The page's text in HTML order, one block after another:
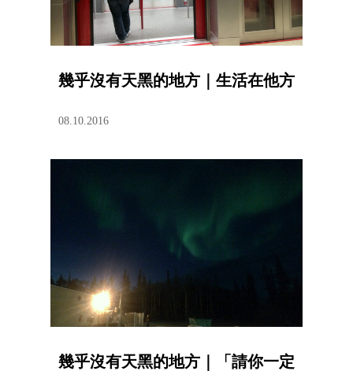
幾乎沒有天黑的地方｜生活在他方
08.10.2016
幾乎沒有天黑的地方｜「請你一定